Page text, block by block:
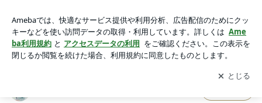
覚醒」Powered by Ameba
アプリをダウンロードして ブログの更新通知
を受け取りまし
ょう。
開く